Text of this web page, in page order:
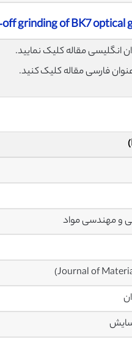
grinding of BK7 optical
فارسی مقاله کلیک کنید.
و مهندسی مواد